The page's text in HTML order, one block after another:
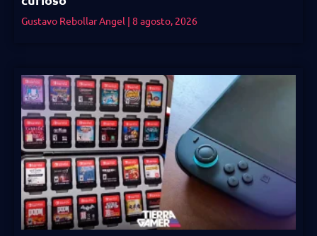
Gustavo Rebollar Angel 8 agosto, 2026